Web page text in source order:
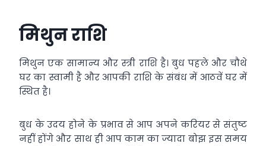
मिथुन राशि
मिथुन एक सामान्य और स्त्री राशि है। बुध पहले और चौथे
घर का स्वामी है और आपकी राशि के संबंध में आठवें घर में
स्थित है।
बुध के उदय होने के प्रभाव से आप अपने करियर से संतुष्ट
नहीं होंगे और साथ ही आप काम का ज्यादा बोझ इस समय